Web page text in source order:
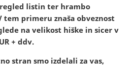
listin ter hrambo
tem primeru znaša obveznost
na velikost hiške in sicer v
+ ddv.
stran smo izdelali za vas,